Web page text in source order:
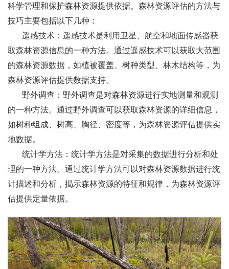
科学管理和保护森林资源提供依据。森林资源评估的方法与
技巧主要包括以下几种：
遥感技术：遥感技术是利用卫星、航空和地面传感器获
取森林资源信息的一种方法。通过遥感技术可以获取大范围
的森林资源数据，如植被覆盖、树种类型、林木结构等，为
森林资源评估提供数据支持。
野外调查：野外调查是对森林资源进行实地测量和观测
的一种方法。通过野外调查可以获取森林资源的详细信息，
如树种组成、树高、胸径、密度等，为森林资源评估提供实
地数据。
统计学方法：统计学方法是对采集的数据进行分析和处
理的一种方法。通过统计学方法可以对森林资源数据进行统
计描述和分析，揭示森林资源的特征和规律，为森林资源评
估提供定量依据。